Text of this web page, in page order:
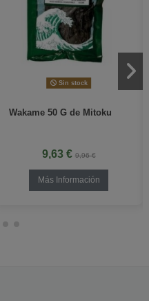
Sin stock
Wakame 50 G de Mitoku
9,63 €9,96 €
Más Información